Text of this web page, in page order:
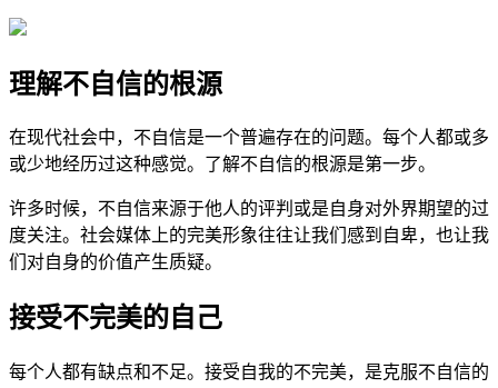
理解不自信的根源
在现代社会中，不自信是一个普遍存在的问题。每个人都或多
或少地经历过这种感觉。了解不自信的根源是第一步。
许多时候，不自信来源于他人的评判或是自身对外界期望的过
度关注。社会媒体上的完美形象往往让我们感到自卑，也让我
们对自身的价值产生质疑。
接受不完美的自己
每个人都有缺点和不足。接受自我的不完美，是克服不自信的